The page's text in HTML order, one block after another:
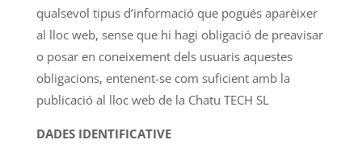
qualsevol tipus d’informació que pogués aparèixer
al lloc web, sense que hi hagi obligació de preavisar
o posar en coneixement dels usuaris aquestes
obligacions, entenent-se com suficient amb la
publicació al lloc web de la Chatu TECH SL
DADES IDENTIFICATIVE